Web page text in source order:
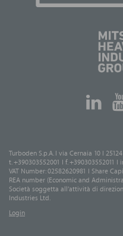
Turboden S.p.A. I via Cernaia 10 I
t. +390303552001 I f. +390303552011 I
VAT Number: 02582620981 I Share
REA number (Economic and
Società soggetta all’attività di
Industries Ltd.
Login